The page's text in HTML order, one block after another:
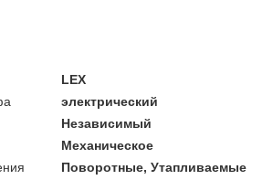
LEX
электрический
Независимый
Механическое
Поворотные, Утапливаемые